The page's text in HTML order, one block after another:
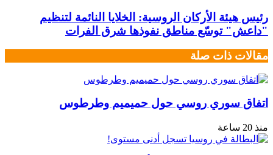
رئيس هيئة الأركان الروسية: الخلايا النائمة لتنظيم
"داعش" توسّع مناطق نفوذها شرق الفرات
مقالات ذات صلة
اتفاق سوري روسي حول حميميم وطرطوس
منذ 20 ساعة